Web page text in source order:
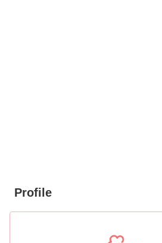
Profile